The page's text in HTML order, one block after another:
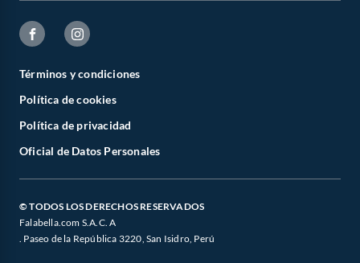
Términos y condiciones
Política de cookies
Política de privacidad
Oficial de Datos Personales
© TODOS LOS DERECHOS RESERVADOS
Falabella.com S.A.C. A
. Paseo de la República 3220, San Isidro, Perú